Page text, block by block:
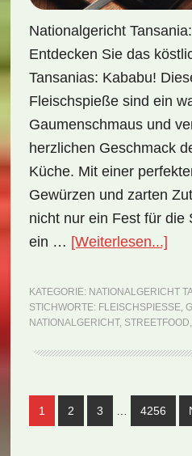
Nationalgericht
Entdecken Sie das
Tansanias: Kababu!
Fleischspieße sind ein
Gaumenschmaus und
herzlichen Geschmack
Küche. Mit einer
Gewürzen und zarten
nicht nur ein Fest für die
ein … [Weiterlesen...]
KATEGORIE: NATIONALGERICHT
STICHWORTE: FLEISCHSPIESSE ,
NATIONALGERICHT, STREETFOOD,
Seite
1 Seite
2 Seite
3 Seite
4256